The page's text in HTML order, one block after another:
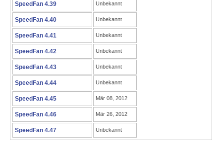
SpeedFan 4.39 Unbekannt
SpeedFan 4.40 Unbekannt
SpeedFan 4.41 Unbekannt
SpeedFan 4.42 Unbekannt
SpeedFan 4.43 Unbekannt
SpeedFan 4.44 Unbekannt
SpeedFan 4.45 Mär 08, 2012
SpeedFan 4.46 Mär 26, 2012
SpeedFan 4.47 Unbekannt